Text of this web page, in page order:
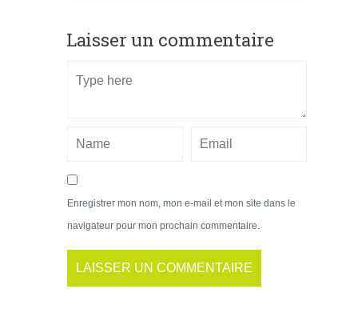
Laisser un commentaire
Enregistrer mon nom, mon e-mail et mon site dans le
navigateur pour mon prochain commentaire.